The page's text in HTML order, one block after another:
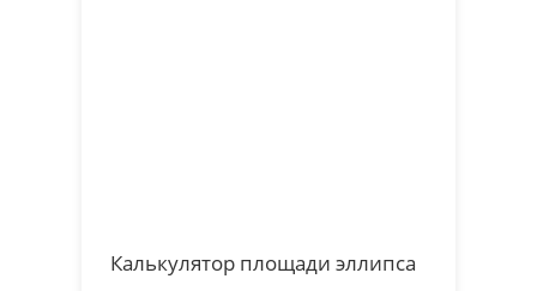
Калькулятор площади эллипса